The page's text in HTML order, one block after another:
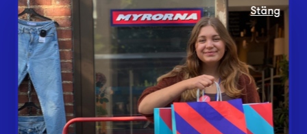
Webbshop
Butiker
Lämna in
Vårt överskott
Stäng